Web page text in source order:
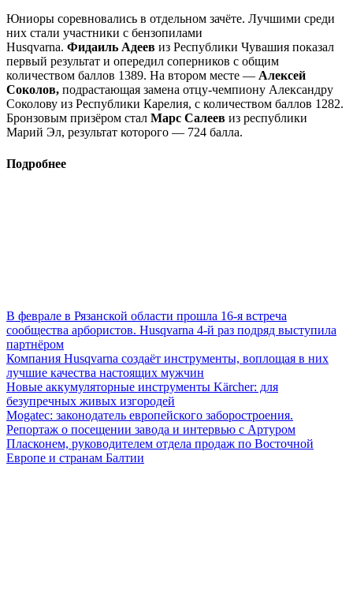
Юниоры соревновались в отдельном зачёте. Лучшими среди
них стали участники с бензопилами
Husqvarna. Фидаиль Адеев из Республики Чувашия показал
первый результат и опередил соперников с общим
количеством баллов 1389. На втором месте — Алексей
Соколов, подрастающая замена отцу-чемпиону Александру
Соколову из Республики Карелия, с количеством баллов 1282.
Бронзовым призёром стал Марс Салеев из республики
Марий Эл, результат которого — 724 балла.
Подробнее
В феврале в Рязанской области прошла 16-я встреча
сообщества арбористов. Husqvarna 4-й раз подряд выступила
партнёром
Компания Husqvarna создаёт инструменты, воплощая в них
лучшие качества настоящих мужчин
Новые аккумуляторные инструменты Kärcher: для
безупречных живых изгородей
Mogatec: законодатель европейского заборостроения.
Репортаж о посещении завода и интервью с Артуром
Пласконем, руководителем отдела продаж по Восточной
Европе и странам Балтии